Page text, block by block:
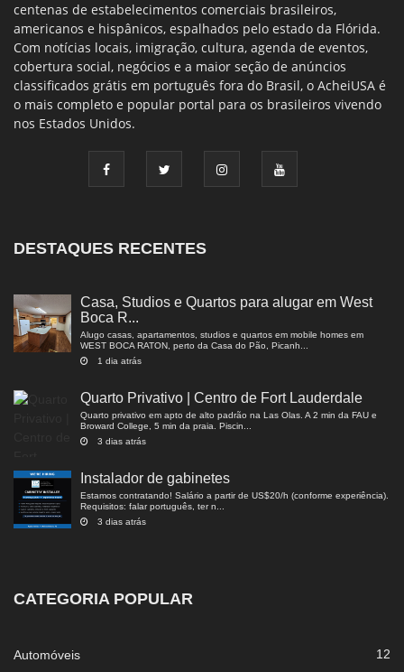
centenas de estabelecimentos comerciais brasileiros,
americanos e hispânicos, espalhados pelo estado da Flórida.
Com notícias locais, imigração, cultura, agenda de eventos,
cobertura social, negócios e a maior seção de anúncios
classificados grátis em português fora do Brasil, o AcheiUSA é
o mais completo e popular portal para os brasileiros vivendo
nos Estados Unidos.
DESTAQUES RECENTES
Casa, Studios e Quartos para alugar em West
Boca R...
Alugo casas, apartamentos, studios e quartos em mobile homes em
WEST BOCA RATON, perto da Casa do Pão, Picanh...
1 dia atrás
Quarto Privativo | Centro de Fort Lauderdale
Quarto privativo em apto de alto padrão na Las Olas. A 2 min da FAU e
Broward College, 5 min da praia. Piscin...
3 dias atrás
Instalador de gabinetes
Estamos contratando! Salário a partir de US$20/h (conforme experiência).
Requisitos: falar português, ter n...
3 dias atrás
CATEGORIA POPULAR
Automóveis 12